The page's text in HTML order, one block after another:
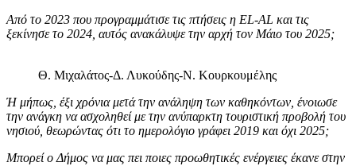
Από το 2023 που προγραμμάτισε τις πτήσεις η EL-AL και τις
ξεκίνησε το 2024, αυτός ανακάλυψε την αρχή τον Μάιο του 2025;
Θ. Μιχαλάτος-Δ. Λυκούδης-Ν. Κουρκουμέλης
Ή μήπως, έξι χρόνια μετά την ανάληψη των καθηκόντων, ένοιωσε
την ανάγκη να ασχοληθεί με την ανύπαρκτη τουριστική προβολή του
νησιού, θεωρώντας ότι το ημερολόγιο γράφει 2019 και όχι 2025;
Μπορεί ο Δήμος να μας πει ποιες προωθητικές ενέργειες έκανε στην